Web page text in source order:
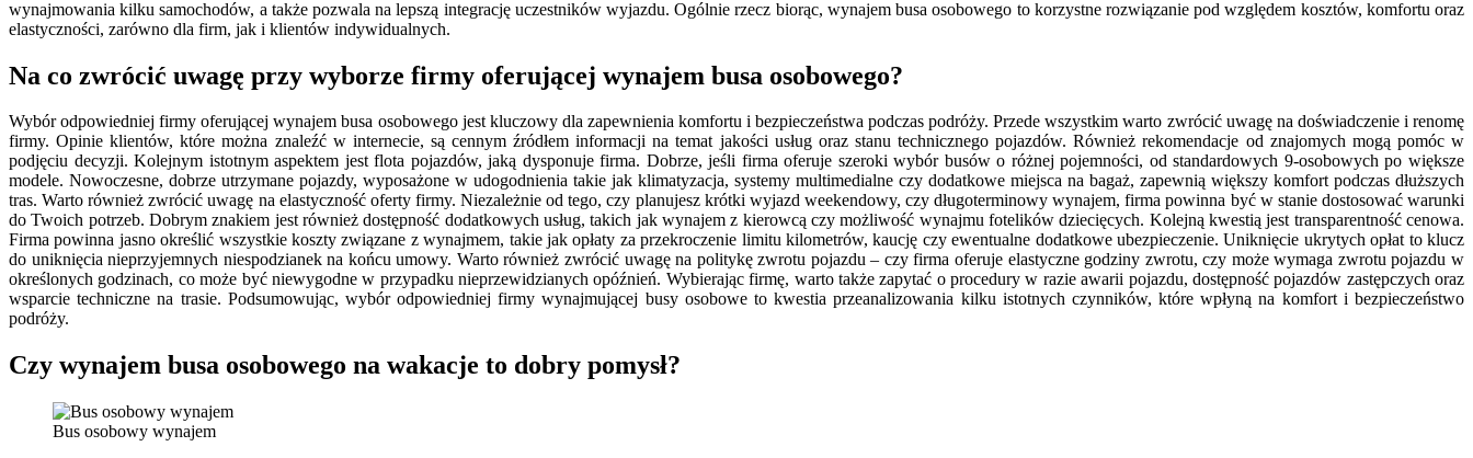
wynajmowania kilku samochodów, a także pozwala na lepszą integrację uczestników wyjazdu. Ogólnie rzecz biorąc, wynajem busa osobowego to korzystne rozwiązanie pod względem kosztów, komfortu oraz
elastyczności, zarówno dla firm, jak i klientów indywidualnych.
Na co zwrócić uwagę przy wyborze firmy oferującej wynajem busa osobowego?
Wybór odpowiedniej firmy oferującej wynajem busa osobowego jest kluczowy dla zapewnienia komfortu i bezpieczeństwa podczas podróży. Przede wszystkim warto zwrócić uwagę na doświadczenie i renomę
firmy. Opinie klientów, które można znaleźć w internecie, są cennym źródłem informacji na temat jakości usług oraz stanu technicznego pojazdów. Również rekomendacje od znajomych mogą pomóc w
podjęciu decyzji. Kolejnym istotnym aspektem jest flota pojazdów, jaką dysponuje firma. Dobrze, jeśli firma oferuje szeroki wybór busów o różnej pojemności, od standardowych 9-osobowych po większe
modele. Nowoczesne, dobrze utrzymane pojazdy, wyposażone w udogodnienia takie jak klimatyzacja, systemy multimedialne czy dodatkowe miejsca na bagaż, zapewnią większy komfort podczas dłuższych
tras. Warto również zwrócić uwagę na elastyczność oferty firmy. Niezależnie od tego, czy planujesz krótki wyjazd weekendowy, czy długoterminowy wynajem, firma powinna być w stanie dostosować warunki
do Twoich potrzeb. Dobrym znakiem jest również dostępność dodatkowych usług, takich jak wynajem z kierowcą czy możliwość wynajmu fotelików dziecięcych. Kolejną kwestią jest transparentność cenowa.
Firma powinna jasno określić wszystkie koszty związane z wynajmem, takie jak opłaty za przekroczenie limitu kilometrów, kaucję czy ewentualne dodatkowe ubezpieczenie. Uniknięcie ukrytych opłat to klucz
do uniknięcia nieprzyjemnych niespodzianek na końcu umowy. Warto również zwrócić uwagę na politykę zwrotu pojazdu – czy firma oferuje elastyczne godziny zwrotu, czy może wymaga zwrotu pojazdu w
określonych godzinach, co może być niewygodne w przypadku nieprzewidzianych opóźnień. Wybierając firmę, warto także zapytać o procedury w razie awarii pojazdu, dostępność pojazdów zastępczych oraz
wsparcie techniczne na trasie. Podsumowując, wybór odpowiedniej firmy wynajmującej busy osobowe to kwestia przeanalizowania kilku istotnych czynników, które wpłyną na komfort i bezpieczeństwo
podróży.
Czy wynajem busa osobowego na wakacje to dobry pomysł?
Bus osobowy wynajem